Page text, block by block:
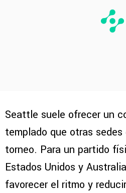
Seattle suele ofrecer un
templado que otras
torneo. Para un partido
Estados Unidos y
favorecer el ritmo y